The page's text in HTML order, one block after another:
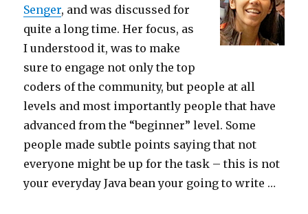
Senger, and was discussed for
quite a long time. Her focus, as
I understood it, was to make
sure to engage not only the top
coders of the community, but people at all
levels and most importantly people that have
advanced from the “beginner” level. Some
people made subtle points saying that not
everyone might be up for the task – this is not
your everyday Java bean your going to write …